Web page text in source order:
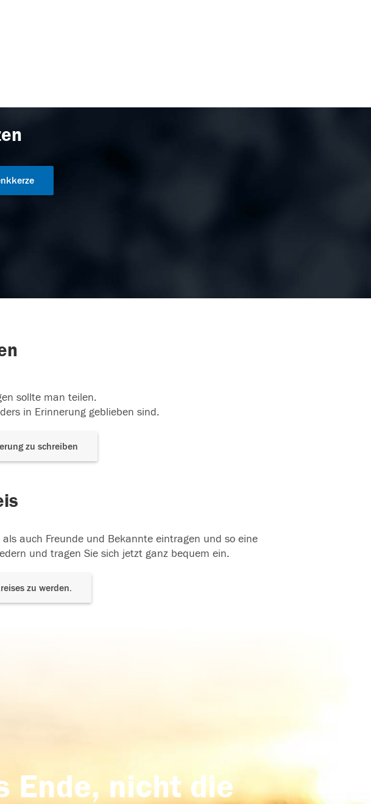
sollte man teilen.
in Erinnerung geblieben sind.
zu schreiben
auch Freunde und Bekannte eintragen und so eine
und tragen Sie sich jetzt ganz bequem ein.
zu werden.
Ende, nicht die